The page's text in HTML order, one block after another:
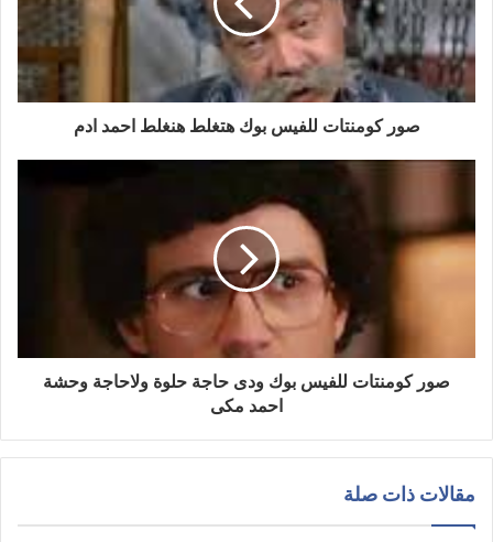
صور كومنتات للفيس بوك هتغلط هنغلط احمد ادم
صور كومنتات للفيس بوك ودى حاجة حلوة ولاحاجة وحشة
احمد مكى
مقالات ذات صلة